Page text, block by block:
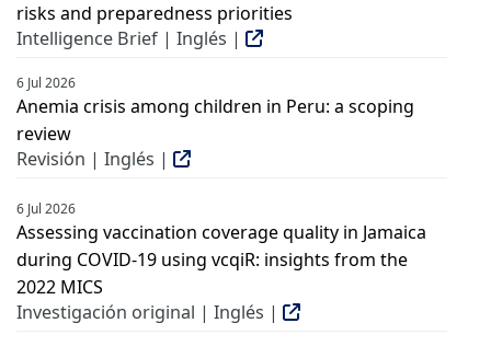
risks and preparedness priorities
Intelligence Brief | Inglés |
6 Jul 2026
Anemia crisis among children in Peru: a scoping
review
Revisión | Inglés |
6 Jul 2026
Assessing vaccination coverage quality in Jamaica
during COVID-19 using vcqiR: insights from the
2022 MICS
Investigación original | Inglés |